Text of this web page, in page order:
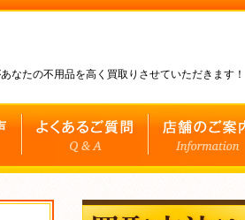
なたの不用品を高く買取りさせていただきます！